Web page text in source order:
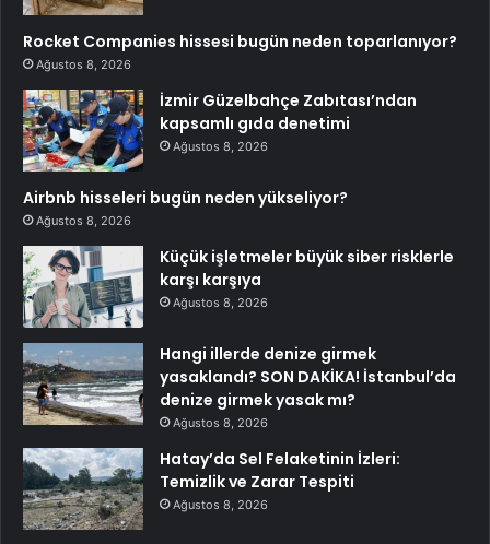
Rocket Companies hissesi bugün neden toparlanıyor?
Ağustos 8, 2026
İzmir Güzelbahçe Zabıtası’ndan
kapsamlı gıda denetimi
Ağustos 8, 2026
Airbnb hisseleri bugün neden yükseliyor?
Ağustos 8, 2026
Küçük işletmeler büyük siber risklerle
karşı karşıya
Ağustos 8, 2026
Hangi illerde denize girmek
yasaklandı? SON DAKİKA! İstanbul’da
denize girmek yasak mı?
Ağustos 8, 2026
Hatay’da Sel Felaketinin İzleri:
Temizlik ve Zarar Tespiti
Ağustos 8, 2026